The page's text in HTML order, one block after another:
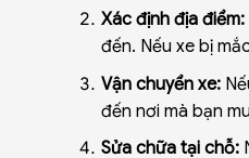
Xác định địa điểm:
đến. Nếu xe bị
Vận chuyển xe:
đến nơi mà bạn
Sửa chữa tại chỗ: